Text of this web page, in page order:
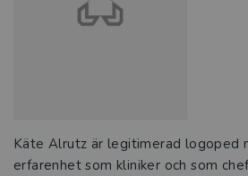
Käte Alrutz är legitimerad logoped
erfarenhet som kliniker och som